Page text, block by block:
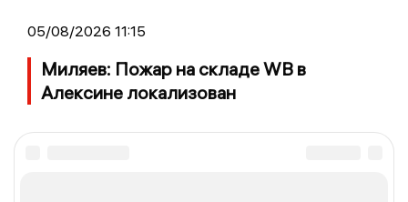
05/08/2026 11:15
Миляев: Пожар на складе WB в
Алексине локализован